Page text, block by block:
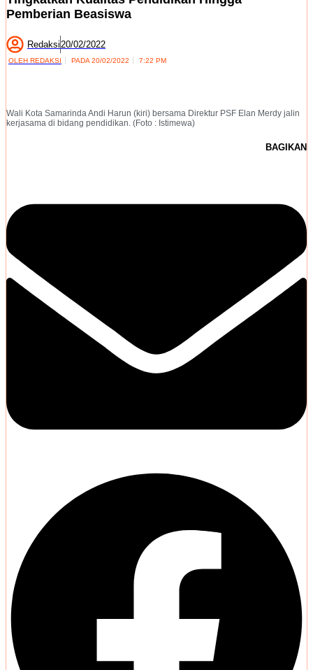
Pemberian Beasiswa
Redaksi 20/02/2022
OLEH REDAKSI PADA 20/02/2022 7:22 PM
Wali Kota Samarinda Andi Harun (kiri) bersama Direktur PSF Elan Merdy jalin
kerjasama di bidang pendidikan. (Foto : Istimewa)
BAGIKAN